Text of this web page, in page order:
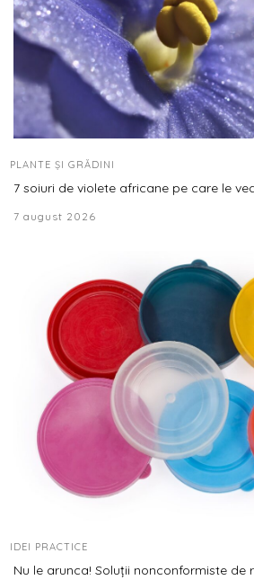
PLANTE ȘI GRĂDINI
7 soiuri de violete africane pe care le
7 august 2026
IDEI PRACTICE
Nu le arunca! Soluții nonconformiste